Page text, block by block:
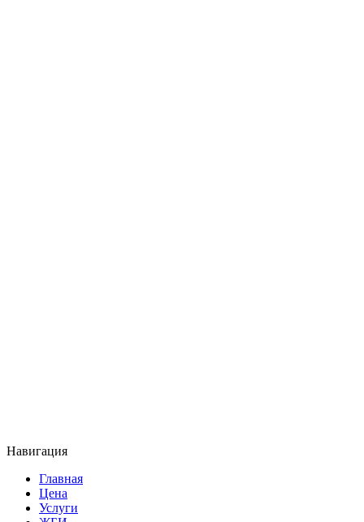
Навигация
Главная
Цена
Услуги